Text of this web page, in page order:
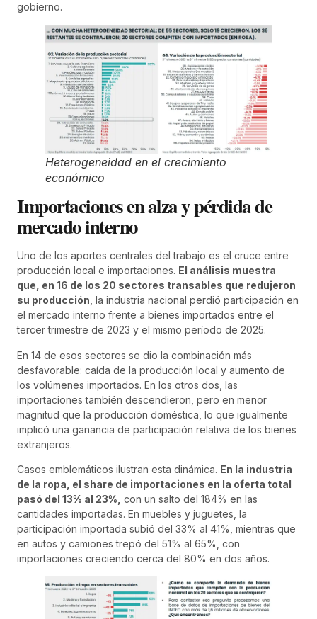
gobierno.
Heterogeneidad en el crecimiento
económico
Importaciones en alza y pérdida de
mercado interno
Uno de los aportes centrales del trabajo es el cruce entre
producción local e importaciones. El análisis muestra
que, en 16 de los 20 sectores transables que redujeron
su producción , la industria nacional perdió participación en
el mercado interno frente a bienes importados entre el
tercer trimestre de 2023 y el mismo período de 2025.
En 14 de esos sectores se dio la combinación más
desfavorable: caída de la producción local y aumento de
los volúmenes importados. En los otros dos, las
importaciones también descendieron, pero en menor
magnitud que la producción doméstica, lo que igualmente
implicó una ganancia de participación relativa de los bienes
extranjeros.
Casos emblemáticos ilustran esta dinámica. En la industria
de la ropa, el share de importaciones en la oferta total
pasó del 13% al 23%, con un salto del 184% en las
cantidades importadas. En muebles y juguetes, la
participación importada subió del 33% al 41%, mientras que
en autos y camiones trepó del 51% al 65%, con
importaciones creciendo cerca del 80% en dos años.